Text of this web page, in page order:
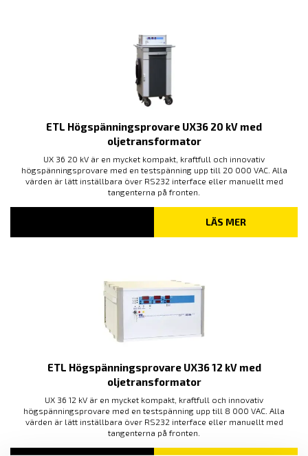
ETL Högspänningsprovare UX36 20 kV med
oljetransformator
UX 36 20 kV är en mycket kompakt, kraftfull och innovativ
högspänningsprovare med en testspänning upp till 20 000 VAC. Alla
värden är lätt inställbara över RS232 interface eller manuellt med
tangenterna på fronten.
LÄS MER
ETL Högspänningsprovare UX36 12 kV med
oljetransformator
UX 36 12 kV är en mycket kompakt, kraftfull och innovativ
högspänningsprovare med en testspänning upp till 8 000 VAC. Alla
värden är lätt inställbara över RS232 interface eller manuellt med
tangenterna på fronten.